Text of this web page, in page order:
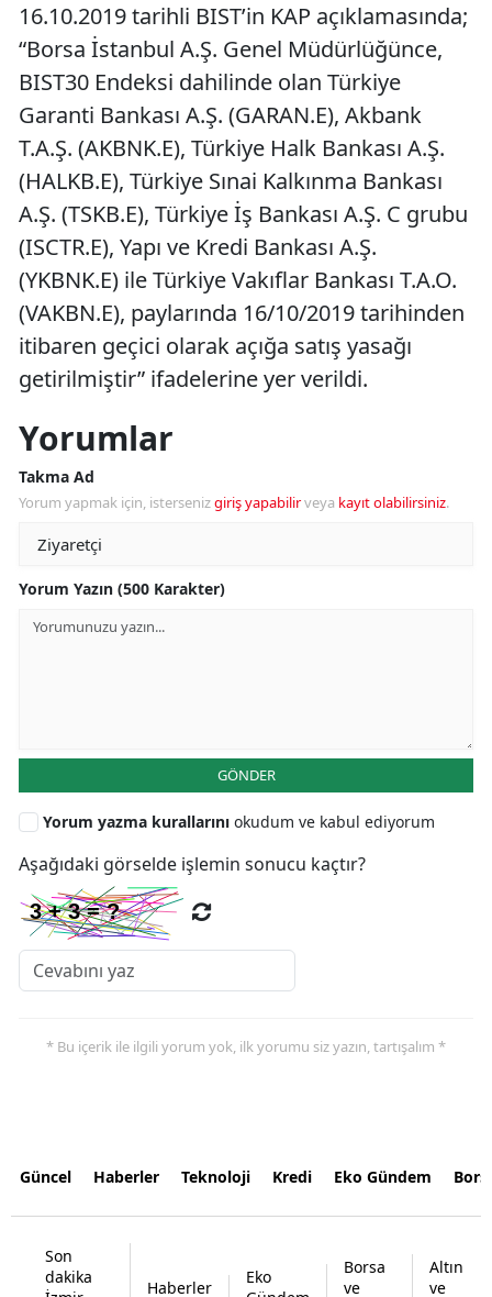
16.10.2019 tarihli BIST’in KAP açıklamasında;
“Borsa İstanbul A.Ş. Genel Müdürlüğünce,
BIST30 Endeksi dahilinde olan Türkiye
Garanti Bankası A.Ş. (GARAN.E), Akbank
T.A.Ş. (AKBNK.E), Türkiye Halk Bankası A.Ş.
(HALKB.E), Türkiye Sınai Kalkınma Bankası
A.Ş. (TSKB.E), Türkiye İş Bankası A.Ş. C grubu
(ISCTR.E), Yapı ve Kredi Bankası A.Ş.
(YKBNK.E) ile Türkiye Vakıflar Bankası T.A.O.
(VAKBN.E), paylarında 16/10/2019 tarihinden
itibaren geçici olarak açığa satış yasağı
getirilmiştir” ifadelerine yer verildi.
Yorumlar
Takma Ad
Yorum yapmak için, istersenizgiriş yapabilirveya kayıt olabilirsiniz.
Yorum Yazın (500 Karakter)
GÖNDER
Yorum yazma kurallarını okudum ve kabul ediyorum
Aşağıdaki görselde işlemin sonucu kaçtır?
* Bu içerik ile ilgili yorum yok, ilk yorumu siz yazın, tartışalım *
Güncel Haberler Teknoloji Kredi Eko Gündem
Son
dakika
Haberler
Eko
Borsa
ve
Altın
ve